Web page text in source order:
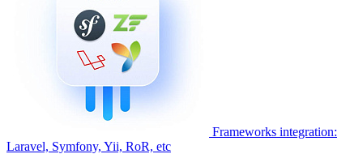
Frameworks integration:
Laravel, Symfony, Yii, RoR, etc